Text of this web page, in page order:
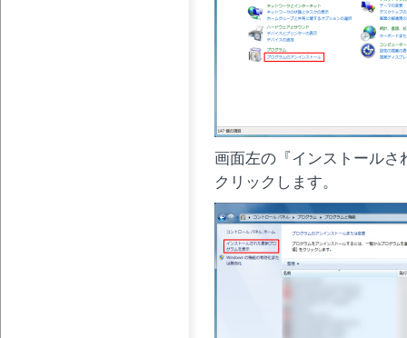
画面左の『インストール
クリックします。